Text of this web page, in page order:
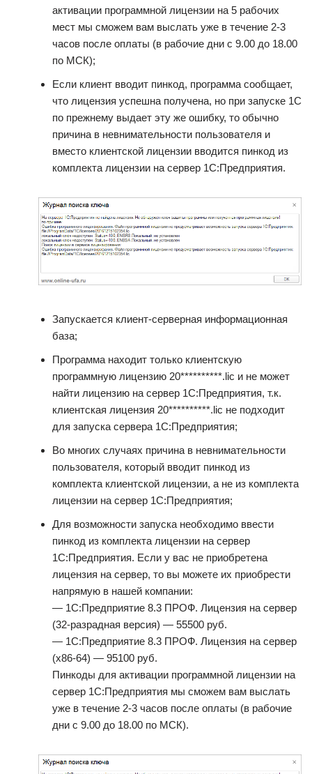
активации программной лицензии на 5 рабочих
мест мы сможем вам выслать уже в течение 2-3
часов после оплаты (в рабочие дни с 9.00 до 18.00
по МСК);
Если клиент вводит пинкод, программа сообщает,
что лицензия успешна получена, но при запуске 1С
по прежнему выдает эту же ошибку, то обычно
причина в невнимательности пользователя и
вместо клиентской лицензии вводится пинкод из
комплекта лицензии на сервер 1С:Предприятия.
Запускается клиент-серверная информационная
база;
Программа находит только клиентскую
программную лицензию 20**********.lic и не может
найти лицензию на сервер 1С:Предприятия, т.к.
клиентская лицензия 20**********.lic не подходит
для запуска сервера 1С:Предприятия;
Во многих случаях причина в невнимательности
пользователя, который вводит пинкод из
комплекта клиентской лицензии, а не из комплекта
лицензии на сервер 1С:Предприятия;
Для возможности запуска необходимо ввести
пинкод из комплекта лицензии на сервер
1С:Предприятия. Если у вас не приобретена
лицензия на сервер, то вы можете их приобрести
напрямую в нашей компании:
— 1С:Предприятие 8.3 ПРОФ. Лицензия на сервер
(32-разрадная версия) — 55500 руб.
— 1С:Предприятие 8.3 ПРОФ. Лицензия на сервер
(x86-64) — 95100 руб.
Пинкоды для активации программной лицензии на
сервер 1С:Предприятия мы сможем вам выслать
уже в течение 2-3 часов после оплаты (в рабочие
дни с 9.00 до 18.00 по МСК).